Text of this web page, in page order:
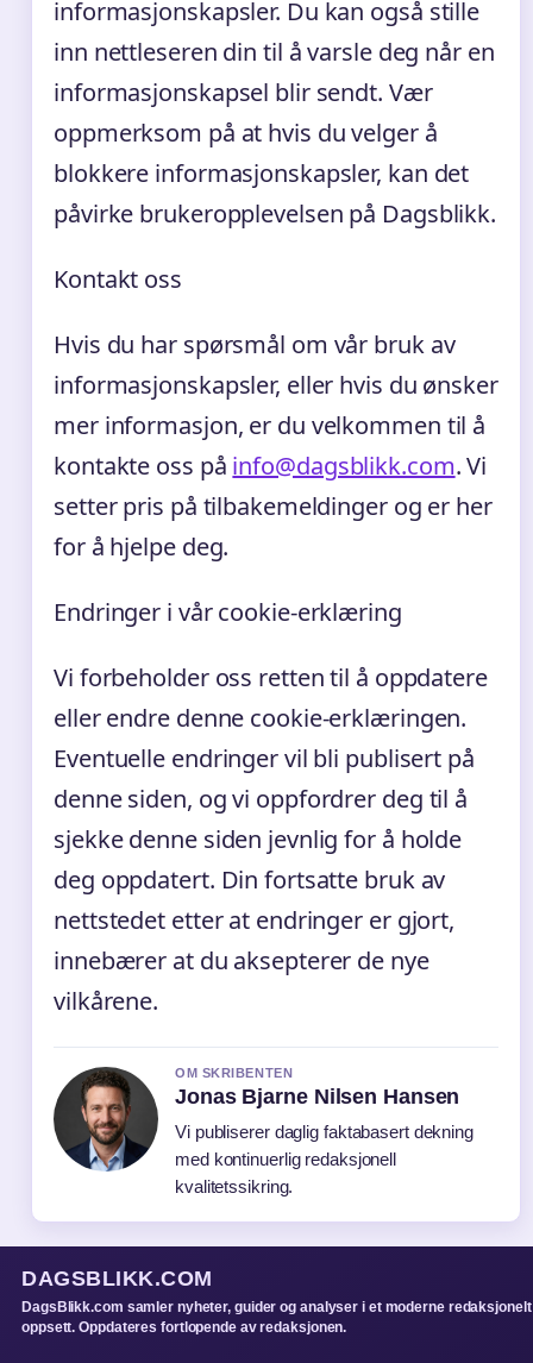
informasjonskapsler. Du kan også stille
inn nettleseren din til å varsle deg når en
informasjonskapsel blir sendt. Vær
oppmerksom på at hvis du velger å
blokkere informasjonskapsler, kan det
påvirke brukeropplevelsen på Dagsblikk.
Kontakt oss
Hvis du har spørsmål om vår bruk av
informasjonskapsler, eller hvis du ønsker
mer informasjon, er du velkommen til å
kontakte oss på info@dagsblikk.com. Vi
setter pris på tilbakemeldinger og er her
for å hjelpe deg.
Endringer i vår cookie-erklæring
Vi forbeholder oss retten til å oppdatere
eller endre denne cookie-erklæringen.
Eventuelle endringer vil bli publisert på
denne siden, og vi oppfordrer deg til å
sjekke denne siden jevnlig for å holde
deg oppdatert. Din fortsatte bruk av
nettstedet etter at endringer er gjort,
innebærer at du aksepterer de nye
vilkårene.
OM SKRIBENTEN
Jonas Bjarne Nilsen Hansen
Vi publiserer daglig faktabasert dekning
med kontinuerlig redaksjonell
kvalitetssikring.
DAGSBLIKK.COM
DagsBlikk.com samler nyheter, guider og analyser i et moderne redaksjonelt
oppsett. Oppdateres fortlopende av redaksjonen.